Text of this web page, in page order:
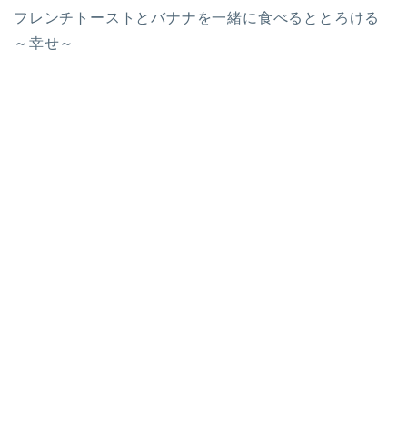
フレンチトーストとバナナを一緒に食べるととろける
～幸せ～